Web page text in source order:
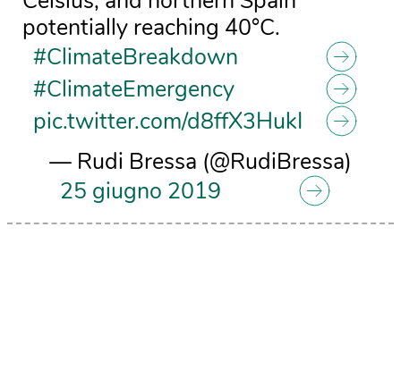
potentially reaching 40°C.
#ClimateBreakdown
#ClimateEmergency
pic.twitter.com/d8ffX3HukI
— Rudi Bressa (@RudiBressa)
25 giugno 2019